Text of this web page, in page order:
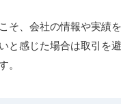
そ、会社の情報や実績
と感じた場合は取引を
。